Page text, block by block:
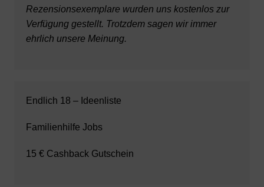
Rezensionsexemplare wurden uns kostenlos zur
Verfügung gestellt. Trotzdem sagen wir immer
ehrlich unsere Meinung.
Endlich 18 – Ideenliste
Familienhilfe Jobs
15 € Cashback Gutschein